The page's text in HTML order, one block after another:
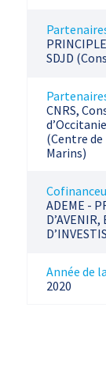
SDJD
CNRS,
(Centre de
Marins)
ADEME -
Année de
2020